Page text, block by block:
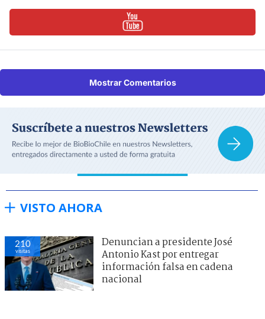
Mostrar Comentarios
VISTO AHORA
210
visitas
Denuncian a presidente José
Antonio Kast por entregar
información falsa en cadena
nacional